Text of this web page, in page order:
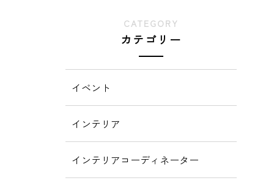
CATEGORY
カテゴリー
イベント
インテリア
インテリアコーディネーター